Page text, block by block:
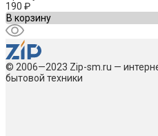
190 ₽
В корзину
© 2006—2023 Zip-sm.ru —
бытовой техники